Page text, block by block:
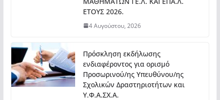
ΕΤΟΥΣ 2026.
4 Αυγούστου, 2026
Πρόσκληση εκδήλωσης
ενδιαφέροντος για ορισμό
Προσωρινού/ης Υπευθύνου/ης
Σχολικών Δραστηριοτήτων και
Υ.Φ.Α.ΣΧ.Α.